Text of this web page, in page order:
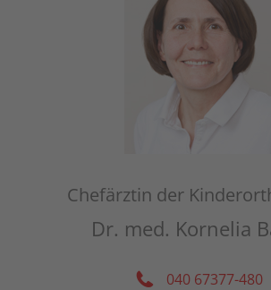
Chefärztin der
Dr. med. Kornelia
040 67377-480